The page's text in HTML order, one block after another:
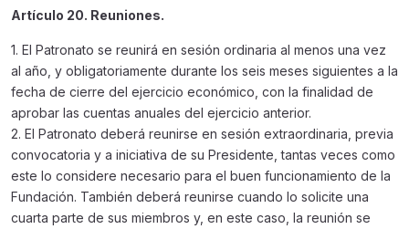
Artículo 20. Reuniones.
1. El Patronato se reunirá en sesión ordinaria al menos una vez
al año, y obligatoriamente durante los seis meses siguientes a la
fecha de cierre del ejercicio económico, con la finalidad de
aprobar las cuentas anuales del ejercicio anterior.
2. El Patronato deberá reunirse en sesión extraordinaria, previa
convocatoria y a iniciativa de su Presidente, tantas veces como
este lo considere necesario para el buen funcionamiento de la
Fundación. También deberá reunirse cuando lo solicite una
cuarta parte de sus miembros y, en este caso, la reunión se